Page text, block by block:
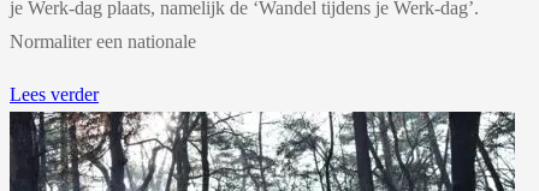
je Werk-dag plaats, namelijk de ‘Wandel tijdens je Werk-dag’.
Normaliter een nationale
Lees verder